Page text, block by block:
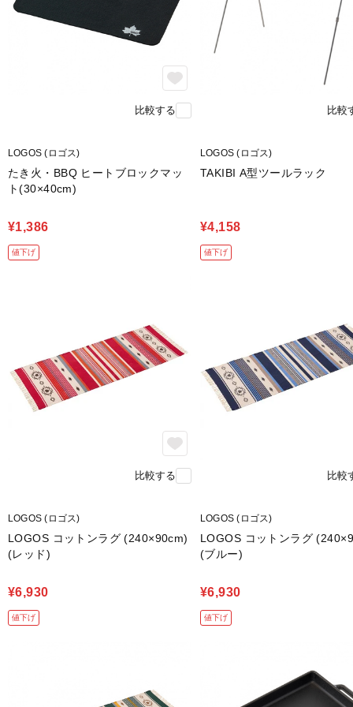
比較する
LOGOS (ロゴス)
たき火・BBQ ヒートブロックマッ
ト(30×40cm)
¥1,386
値下げ
比較
LOGOS (ロゴス)
TAKIBI A型ツールラック
¥4,158
値下げ
比較する
LOGOS (ロゴス)
LOGOS コットンラグ (240×90cm)
(レッド)
¥6,930
値下げ
比較
LOGOS (ロゴス)
LOGOS コットンラグ
(ブルー)
¥6,930
値下げ